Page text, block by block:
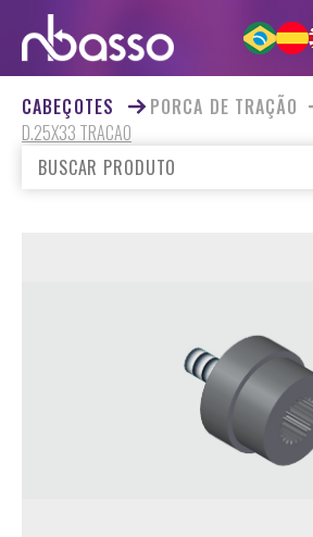
CABEÇOTES PORCA DE TRAÇÃO
D.25X33 TRACAO